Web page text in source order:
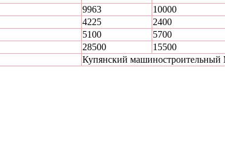
9963 10000
4225 2400
5100 5700
28500 15500
Купянский